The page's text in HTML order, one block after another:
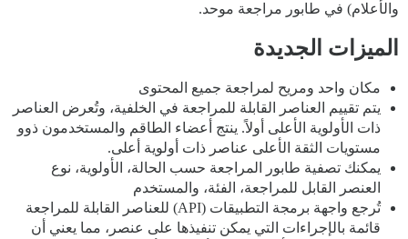
والأعلام) في طابور مراجعة موحد.
الميزات الجديدة
مكان واحد ومريح لمراجعة جميع المحتوى
يتم تقييم العناصر القابلة للمراجعة في الخلفية، وتُعرض العناصر
ذات الأولوية الأعلى أولاً. ينتج أعضاء الطاقم والمستخدمون ذوو
مستويات الثقة الأعلى عناصر ذات أولوية أعلى.
يمكنك تصفية طابور المراجعة حسب الحالة، الأولوية، نوع
العنصر القابل للمراجعة، الفئة، والمستخدم
تُرجع واجهة برمجة التطبيقات (API) للعناصر القابلة للمراجعة
قائمة بالإجراءات التي يمكن تنفيذها على عنصر، مما يعني أن